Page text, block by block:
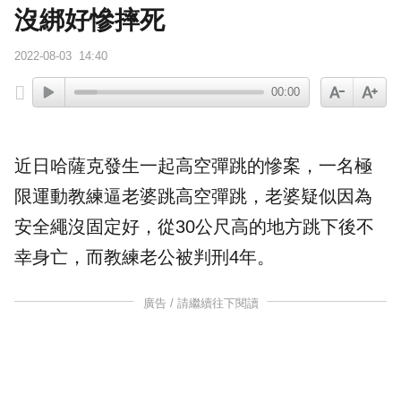
沒綁好慘摔死
2022-08-03 14:40
00:00
近日 哈薩克發生一起高空彈跳的慘案，一名極
限運動教練逼老婆跳高空彈跳，老婆疑似因為
安全繩沒固定好，從30公尺高的地方跳下後不
幸身亡，而教練老公被判刑4年。
廣告 / 請繼續往下閱讀